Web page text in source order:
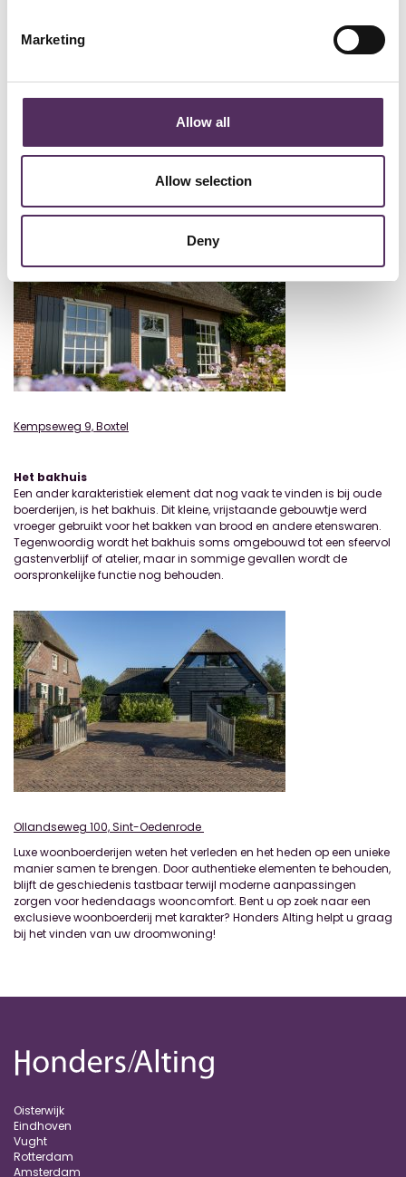
Marketing
Allow all
Allow selection
Deny
Veel oude boerderijen hebben nog originele geveltekens of
niet alleen ter decoratie, maar hadden ook een functionele rol, zoals
bescherming tegen de zon of het weren van ongewenste gasten.
Kempseweg 9, Boxtel
Het bakhuis
Een ander karakteristiek element dat nog vaak te vinden is bij oude
boerderijen, is het bakhuis. Dit kleine, vrijstaande gebouwtje werd
vroeger gebruikt voor het bakken van brood en andere etenswaren.
Tegenwoordig wordt het bakhuis soms omgebouwd tot een sfeervol
gastenverblijf of atelier, maar in sommige gevallen wordt de
oorspronkelijke functie nog behouden.
Ollandseweg 100, Sint-Oedenrode
Luxe woonboerderijen weten het verleden en het heden op een unieke
manier samen te brengen. Door authentieke elementen te behouden,
blijft de geschiedenis tastbaar terwijl moderne aanpassingen
zorgen voor hedendaags wooncomfort. Bent u op zoek naar een
exclusieve woonboerderij met karakter? Honders Alting helpt u graag
bij het vinden van uw droomwoning!
Oisterwijk
Eindhoven
Vught
Rotterdam
Amsterdam